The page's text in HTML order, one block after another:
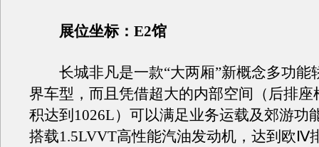
展位坐标：E2馆
长城非凡是一款“大两厢”新概念多功能
界车型，而且凭借超大的内部空间（后排座
积达到1026L）可以满足业务运载及郊游功
搭载1.5LVVT高性能汽油发动机，达到欧Ⅳ